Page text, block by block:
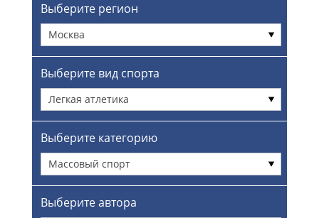
Выберите регион
Москва
Выберите вид спорта
Легкая атлетика
Выберите категорию
Массовый спорт
Выберите автора